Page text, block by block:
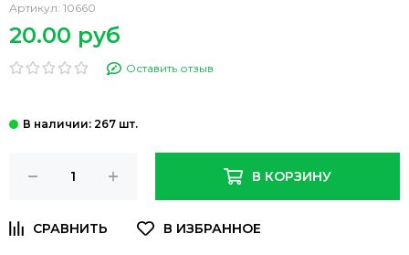
Артикул: 10660
20.00 руб
Оставить отзыв
: 267 шт.
В КОРЗИНУ